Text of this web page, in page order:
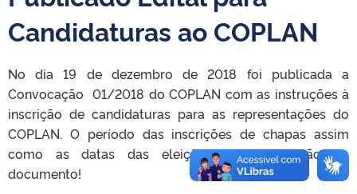
Candidaturas ao COPLAN
No dia 19 de dezembro de 2018 foi publicada a
Convocação 01/2018 do COPLAN com as instruções à
inscrição de candidaturas para as representações do
COPLAN. O período das inscrições de chapas assim
como as datas das eleições também estão no
documento!